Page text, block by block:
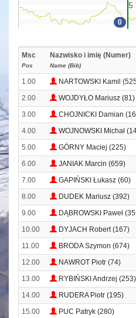
0
5
Msc
Pos
Nazwisko i imię (Numer)
Name (Bib)
1.00 NARTOWSKI Kamil
2.00 WOJDYŁO Mariusz (81)
3.00 CHOJNICKI Damian
4.00 WOJNOWSKI Michał
5.00 GÓRNY Maciej (225)
6.00 JANIAK Marcin (659)
7.00 GAPIŃSKI Łukasz (60)
8.00 DUDEK Mariusz (392)
9.00
DĄBROWSKI Paweł
10.00
DYJACH Robert (167)
11.00 BRODA Szymon (674)
12.00
NAWROT Piotr (74)
13.00
RYBIŃSKI Andrzej (253)
14.00 RUDERA Piotr (195)
15.00
PUC Patryk (280)